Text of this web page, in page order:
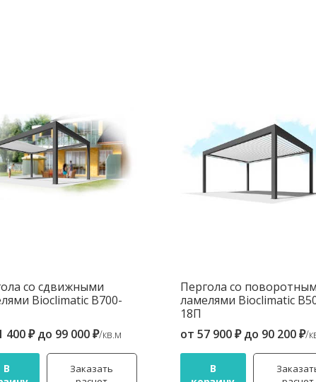
со сдвижными
Bioclimatic B700-
400 ₽до 99 000 ₽/кв.м
В
Заказать
Пергола со
ламелями Bioclimatic
18П
от 57 900 ₽до 90 200 ₽/
В